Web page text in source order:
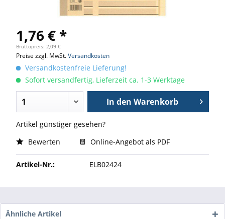
1,76 € *
Bruttopreis: 2,09 €
Preise zzgl. MwSt.Versandkosten
Versandkostenfreie Lieferung!
Sofort versandfertig, Lieferzeit ca. 1-3 Werktage
In den Warenkorb
Artikel günstiger gesehen?
Bewerten
Online-Angebot als PDF
Artikel-Nr.: ELB02424
Ähnliche Artikel